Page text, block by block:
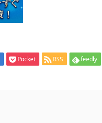
Pocket RSS feedly